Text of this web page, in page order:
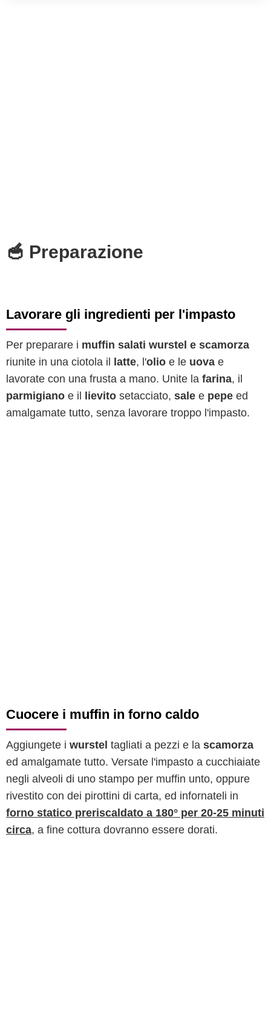
🥣 Preparazione
Lavorare gli ingredienti per l'impasto
Per preparare i muffin salati wurstel e scamorza
riunite in una ciotola il
latte, l'olio e le uova e
lavorate con una frusta a mano. Unite la farina, il
parmigiano e il lievito setacciato, sale e pepe ed
amalgamate tutto, senza lavorare troppo l'impasto.
Cuocere i muffin in forno caldo
Aggiungete i wurstel tagliati a pezzi e la scamorza
ed amalgamate tutto. Versate l'impasto a cucchiaiate
negli alveoli di uno stampo per muffin unto, oppure
rivestito con dei pirottini di carta, ed infornateli in
forno statico preriscaldato a 180° per 20-25 minuti
circa, a fine cottura dovranno essere dorati.